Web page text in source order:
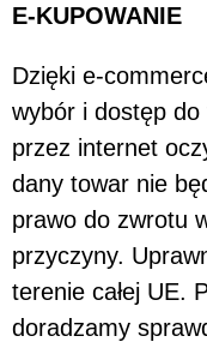
E-KUPOWANIE
Dzięki e-
wybór i dostęp
przez internet
dany towar nie
prawo do zwrotu
przyczyny.
terenie całej UE.
doradzamy